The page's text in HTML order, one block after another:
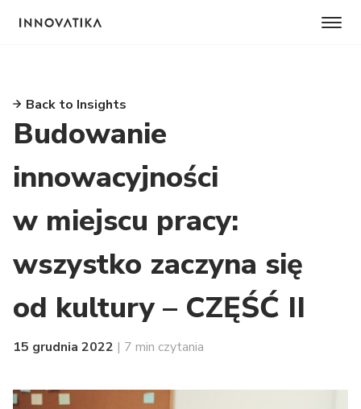
Back to Insights
Budowanie
innowacyjności
w miejscu pracy:
wszystko zaczyna się
od kultury – CZĘŚĆ II
15 grudnia 2022 | 7 min czytania